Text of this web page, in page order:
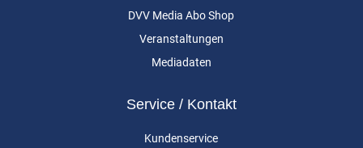
DVV Media Abo Shop
Veranstaltungen
Mediadaten
Service / Kontakt
Kundenservice